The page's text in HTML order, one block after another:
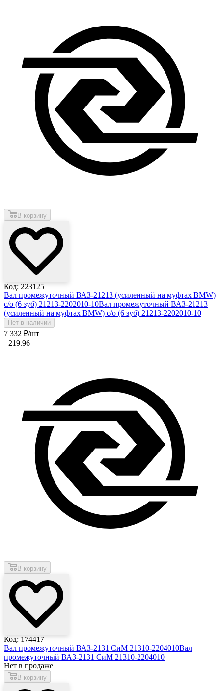
В корзину
Код: 223125
Вал промежуточный ВАЗ-21213 (усиленный на муфтах BMW)
с/о (6 зуб) 21213-2202010-10Вал промежуточный ВАЗ-21213
(усиленный на муфтах BMW) с/о (6 зуб) 21213-2202010-10
Нет в наличии
7 332 ₽/шт
+219.96
В корзину
Код: 174417
Вал промежуточный ВАЗ-2131 СиМ 21310-2204010Вал
промежуточный ВАЗ-2131 СиМ 21310-2204010
Нет в продаже
В корзину